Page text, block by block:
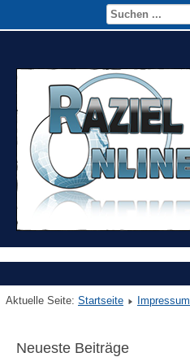
Aktuelle Seite: Startseite Impressum
Neueste Beiträge